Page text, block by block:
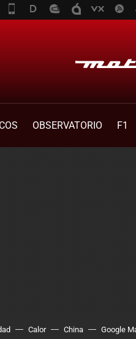
OBSERVATORIO F1
Calor China Google